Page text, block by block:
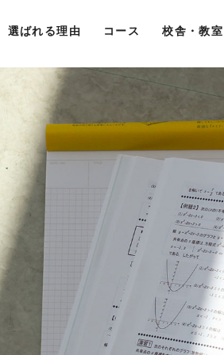
選ばれる理由 コース 校舎・教室